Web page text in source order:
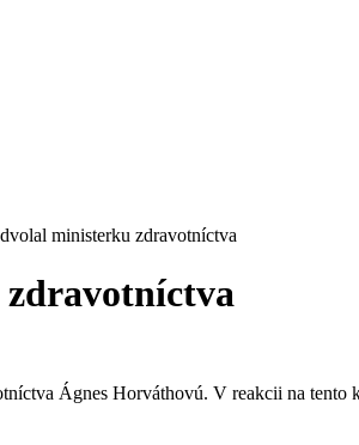
ministerku zdravotníctva
Ágnes Horváthovú. V reakcii na